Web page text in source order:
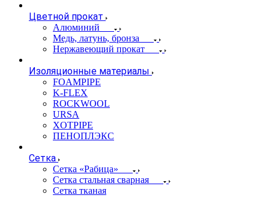
Цветной прокат
Алюминий
Медь, латунь, бронза
Нержавеющий прокат
Изоляционные материалы
FOAMPIPE
K-FLEX
ROCKWOOL
URSA
XOTPIPE
ПЕНОПЛЭКС
Сетка
Сетка «Рабица»
Сетка стальная сварная
Сетка тканая